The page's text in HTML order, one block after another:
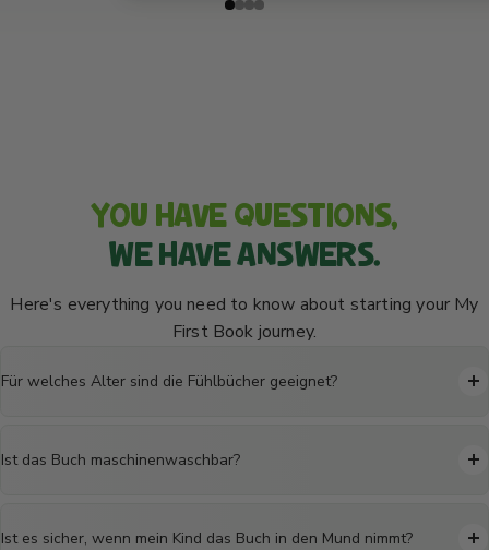
YOU HAVE QUESTIONS,
WE HAVE ANSWERS.
Here's everything you need to know about starting your My
First Book journey.
Für welches Alter sind die Fühlbücher geeignet?
Ist das Buch maschinenwaschbar?
Ist es sicher, wenn mein Kind das Buch in den Mund nimmt?